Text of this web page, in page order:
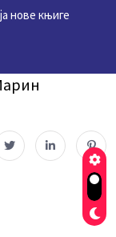
нове књиге